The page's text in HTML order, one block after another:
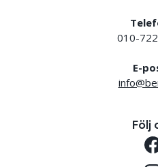
010-
E-
Följ